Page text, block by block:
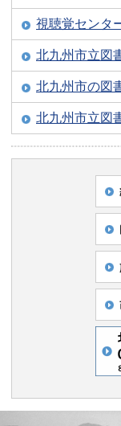
視聴覚センタ
北九州市立図
北九州市の図
北九州市立図